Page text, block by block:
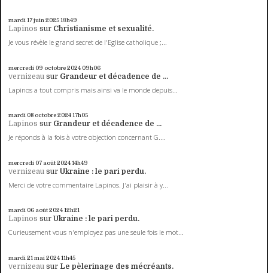
mardi 17juin 202513h49
Lapinos sur Christianisme et sexualité.
Je vous révèle le grand secret de l'Eglise catholique ;...
mercredi 09 octobre 2024 09h06
vernizeau sur Grandeur et décadence de ...
Lapinos a tout compris mais ainsi va le monde depuis...
mardi 08 octobre 202417h05
Lapinos sur Grandeur et décadence de ...
Je réponds à la fois à votre objection concernant G....
mercredi 07 août 202414h49
vernizeau surUkraine : le pari perdu.
Merci de votre commentaire Lapinos. J'ai plaisir à y...
mardi 06 août 202412h21
Lapinos surUkraine : le pari perdu.
Curieusement vous n'employez pas une seule fois le mot...
mardi 21 mai 202411h45
vernizeau sur Le pèlerinage des mécréants.